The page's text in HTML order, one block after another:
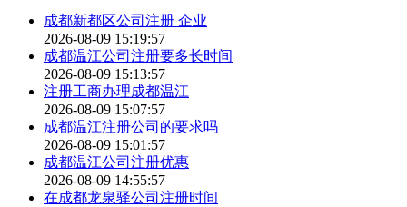
成都新都区公司注册 企业
2026-08-09 15:19:57
成都温江公司注册要多长时间
2026-08-09 15:13:57
注册工商办理成都温江
2026-08-09 15:07:57
成都温江注册公司的要求吗
2026-08-09 15:01:57
成都温江公司注册优惠
2026-08-09 14:55:57
在成都龙泉驿公司注册时间